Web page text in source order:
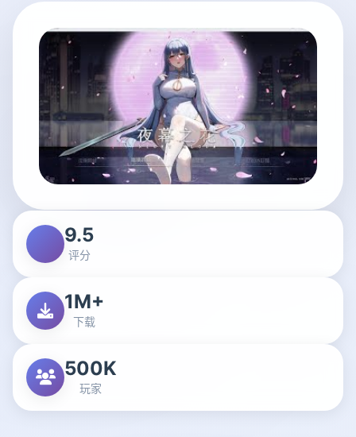
9.5
评分
1M+
下载
500K
玩家